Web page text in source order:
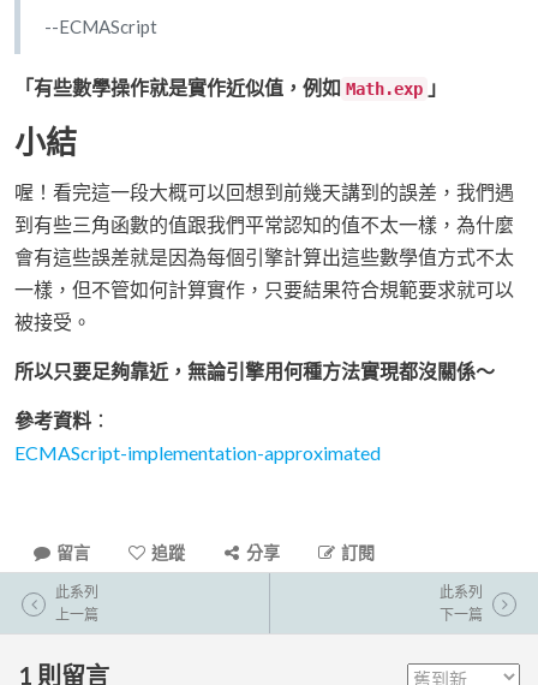
--ECMAScript
「有些數學操作就是實作近似值，例如 Math.exp 」
小結
喔！看完這一段大概可以回想到前幾天講到的誤差，我們遇
到有些三角函數的值跟我們平常認知的值不太一樣，為什麼
會有這些誤差就是因為每個引擎計算出這些數學值方式不太
一樣，但不管如何計算實作，只要結果符合規範要求就可以
被接受。
所以只要足夠靠近，無論引擎用何種方法實現都沒關係～
參考資料 ：
ECMAScript-implementation-approximated
留言 追蹤 分享 訂閱
此系列
上一篇
此系列
下一篇
1 則留言